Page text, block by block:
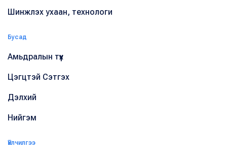
Шинжлэх ухаан, технологи
Бусад
Амьдралын түүх
Цэгцтэй Сэтгэх
Дэлхий
Нийгэм
Үйлчилгээ